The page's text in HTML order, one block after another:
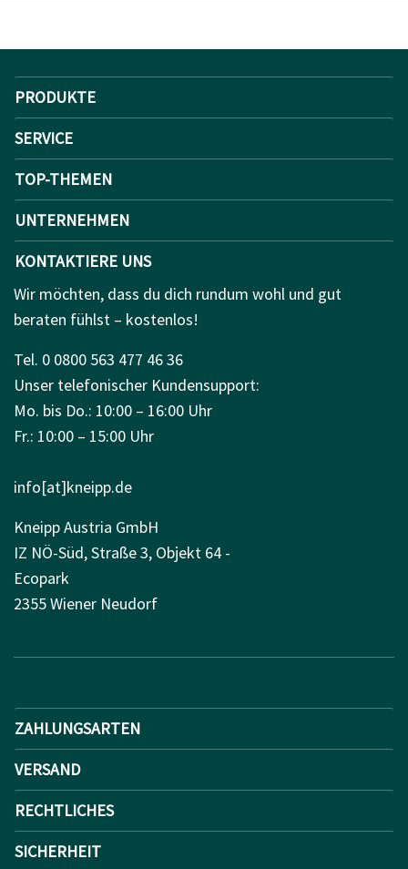
PRODUKTE
SERVICE
TOP-THEMEN
UNTERNEHMEN
KONTAKTIERE UNS
Wir möchten, dass du dich rundum wohl und gut
beraten fühlst – kostenlos!
Tel. 0 0800 563 477 46 36
Unser telefonischer Kundensupport:
Mo. bis Do.: 10:00 – 16:00 Uhr
Fr.: 10:00 – 15:00 Uhr
info[at]kneipp.de
Kneipp Austria GmbH
IZ NÖ-Süd, Straße 3, Objekt 64 -
Ecopark
2355 Wiener Neudorf
ZAHLUNGSARTEN
VERSAND
RECHTLICHES
SICHERHEIT